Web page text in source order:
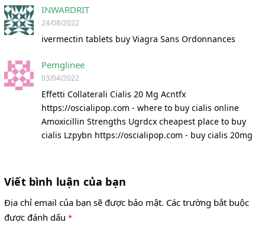
INWARDRIT
24/08/2022
ivermectin tablets buy Viagra Sans Ordonnances
Pemglinee
03/04/2022
Effetti Collaterali Cialis 20 Mg Acntfx
https://oscialipop.com - where to buy cialis online
Amoxicillin Strengths Ugrdcx cheapest place to buy
cialis Lzpybn https://oscialipop.com - buy cialis 20mg
Viết bình luận của bạn
Địa chỉ email của bạn sẽ được bảo mật. Các trường bắt buộc
được đánh dấu *